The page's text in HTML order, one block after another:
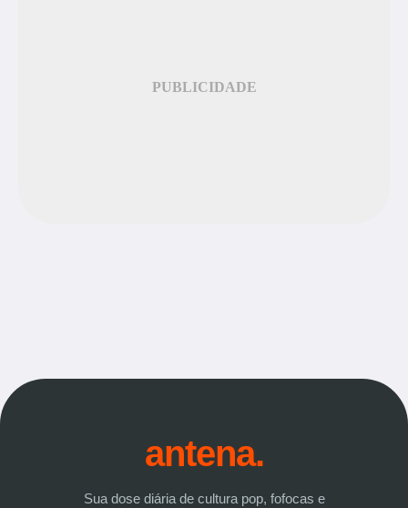
PUBLICIDADE
antena.
Sua dose diária de cultura pop, fofocas e